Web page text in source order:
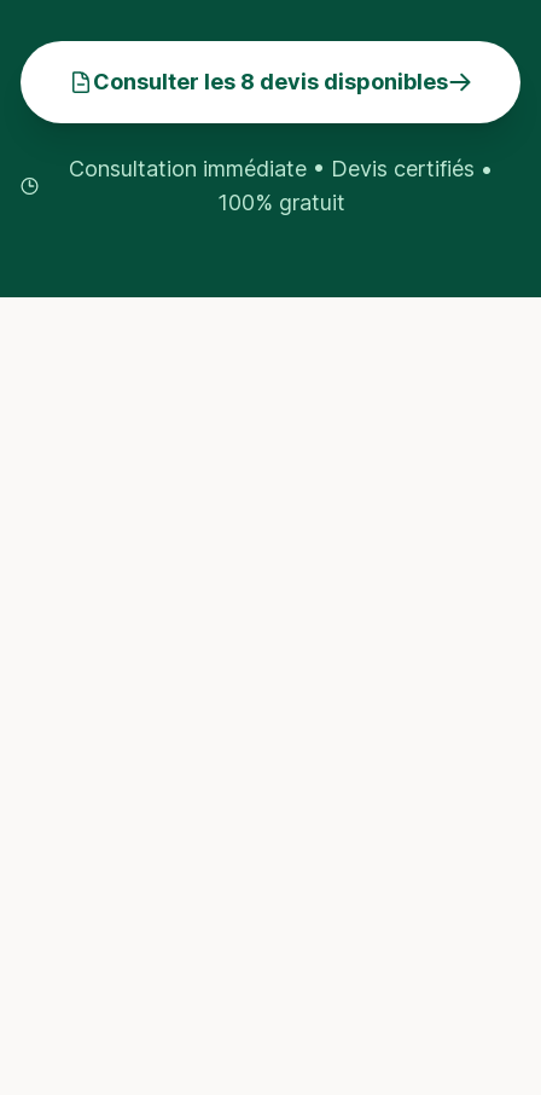
Consulter les 8 devis disponibles
Consultation immédiate • Devis certifiés •
100% gratuit